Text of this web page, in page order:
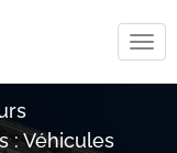
: Véhicules